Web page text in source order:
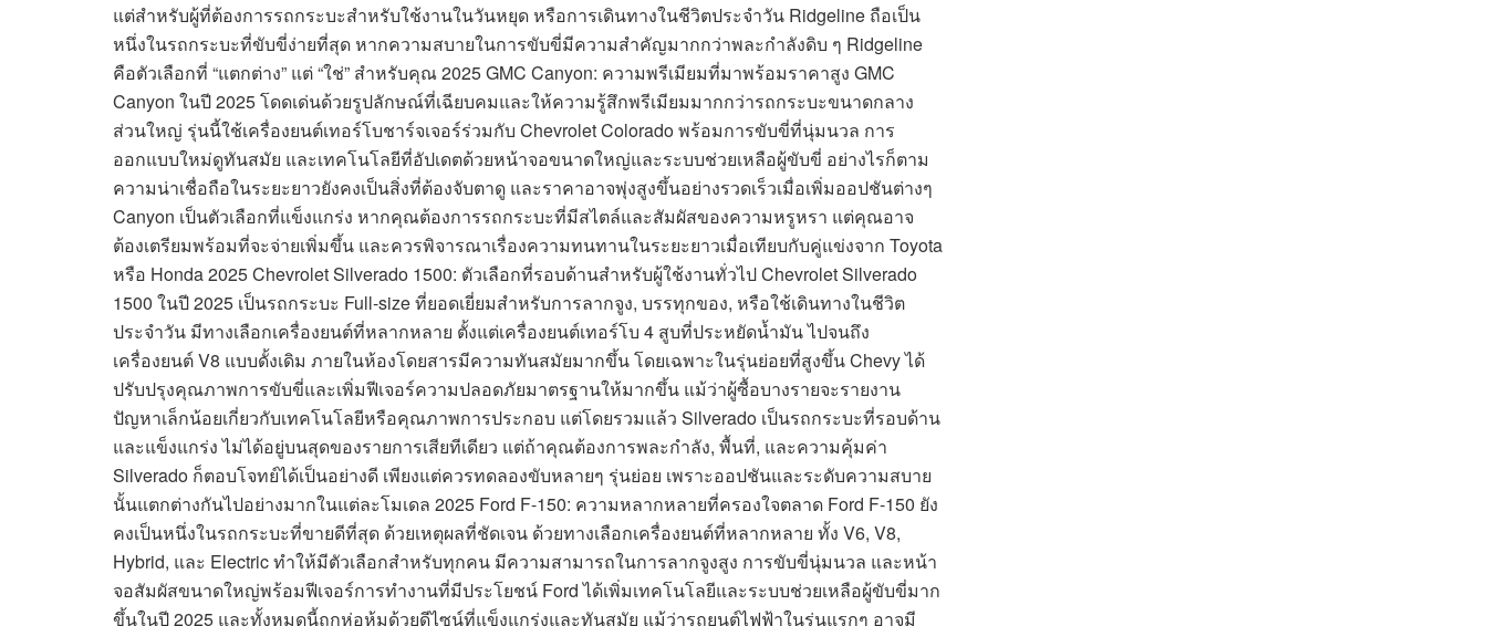
แต่สำหรับผู้ที่ต้องการรถกระบะสำหรับใช้งานในวันหยุด หรือการเดินทางในชีวิตประจำวัน Ridgeline ถือเป็น
หนึ่งในรถกระบะที่ขับขี่ง่ายที่สุด หากความสบายในการขับขี่มีความสำคัญมากกว่าพละกำลังดิบ ๆ Ridgeline
คือตัวเลือกที่ “แตกต่าง” แต่ “ใช่” สำหรับคุณ 2025 GMC Canyon: ความพรีเมียมที่มาพร้อมราคาสูง GMC
Canyon ในปี 2025 โดดเด่นด้วยรูปลักษณ์ที่เฉียบคมและให้ความรู้สึกพรีเมียมมากกว่ารถกระบะขนาดกลาง
ส่วนใหญ่ รุ่นนี้ใช้เครื่องยนต์เทอร์โบชาร์จเจอร์ร่วมกับ Chevrolet Colorado พร้อมการขับขี่ที่นุ่มนวล การ
ออกแบบใหม่ดูทันสมัย และเทคโนโลยีที่อัปเดตด้วยหน้าจอขนาดใหญ่และระบบช่วยเหลือผู้ขับขี่ อย่างไรก็ตาม
ความน่าเชื่อถือในระยะยาวยังคงเป็นสิ่งที่ต้องจับตาดู และราคาอาจพุ่งสูงขึ้นอย่างรวดเร็วเมื่อเพิ่มออปชันต่างๆ
Canyon เป็นตัวเลือกที่แข็งแกร่ง หากคุณต้องการรถกระบะที่มีสไตล์และสัมผัสของความหรูหรา แต่คุณอาจ
ต้องเตรียมพร้อมที่จะจ่ายเพิ่มขึ้น และควรพิจารณาเรื่องความทนทานในระยะยาวเมื่อเทียบกับคู่แข่งจาก Toyota
หรือ Honda 2025 Chevrolet Silverado 1500: ตัวเลือกที่รอบด้านสำหรับผู้ใช้งานทั่วไป Chevrolet Silverado
1500 ในปี 2025 เป็นรถกระบะ Full-size ที่ยอดเยี่ยมสำหรับการลากจูง, บรรทุกของ, หรือใช้เดินทางในชีวิต
ประจำวัน มีทางเลือกเครื่องยนต์ที่หลากหลาย ตั้งแต่เครื่องยนต์เทอร์โบ 4 สูบที่ประหยัดน้ำมัน ไปจนถึง
เครื่องยนต์ V8 แบบดั้งเดิม ภายในห้องโดยสารมีความทันสมัยมากขึ้น โดยเฉพาะในรุ่นย่อยที่สูงขึ้น Chevy ได้
ปรับปรุงคุณภาพการขับขี่และเพิ่มฟีเจอร์ความปลอดภัยมาตรฐานให้มากขึ้น แม้ว่าผู้ซื้อบางรายจะรายงาน
ปัญหาเล็กน้อยเกี่ยวกับเทคโนโลยีหรือคุณภาพการประกอบ แต่โดยรวมแล้ว Silverado เป็นรถกระบะที่รอบด้าน
และแข็งแกร่ง ไม่ได้อยู่บนสุดของรายการเสียทีเดียว แต่ถ้าคุณต้องการพละกำลัง, พื้นที่, และความคุ้มค่า
Silverado ก็ตอบโจทย์ได้เป็นอย่างดี เพียงแต่ควรทดลองขับหลายๆ รุ่นย่อย เพราะออปชันและระดับความสบาย
นั้นแตกต่างกันไปอย่างมากในแต่ละโมเดล 2025 Ford F-150: ความหลากหลายที่ครองใจตลาด Ford F-150 ยัง
คงเป็นหนึ่งในรถกระบะที่ขายดีที่สุด ด้วยเหตุผลที่ชัดเจน ด้วยทางเลือกเครื่องยนต์ที่หลากหลาย ทั้ง V6, V8,
Hybrid, และ Electric ทำให้มีตัวเลือกสำหรับทุกคน มีความสามารถในการลากจูงสูง การขับขี่นุ่มนวล และหน้า
จอสัมผัสขนาดใหญ่พร้อมฟีเจอร์การทำงานที่มีประโยชน์ Ford ได้เพิ่มเทคโนโลยีและระบบช่วยเหลือผู้ขับขี่มาก
ขึ้นในปี 2025 และทั้งหมดนี้ถูกห่อหุ้มด้วยดีไซน์ที่แข็งแกร่งและทันสมัย แม้ว่ารถยนต์ไฟฟ้าในรุ่นแรกๆ อาจมี